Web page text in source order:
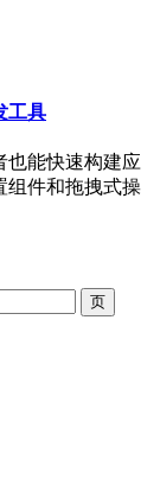
工具
也能快速构建应
组件和拖拽式操